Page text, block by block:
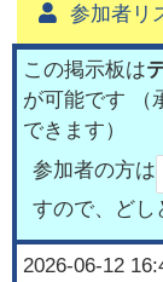
参加者リ
この掲示板は
が可能です （
できます）
参加者の方は
すので、どし
2026-06-12